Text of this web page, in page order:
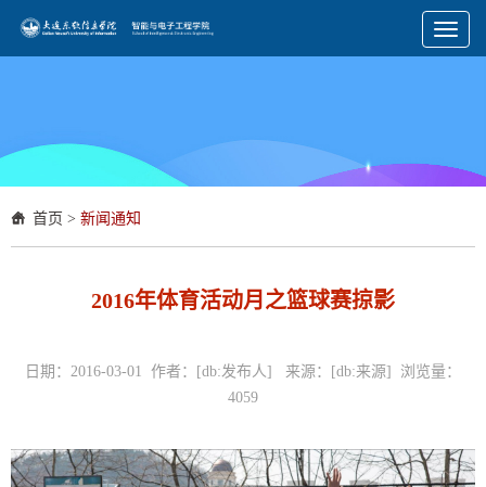
Toggle
首页 > 新闻通知
2016年体育活动月之篮球赛掠影
日期：2016-03-01 作者：[db:发布人] 来源：[db:来源] 浏览量：
4059